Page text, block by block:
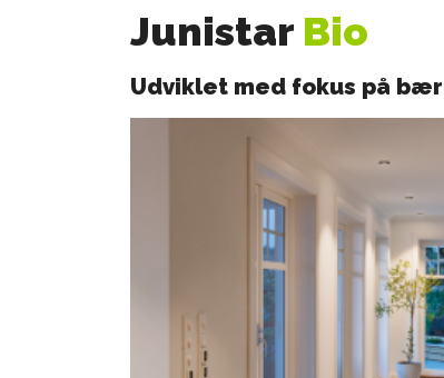
Junistar Bio
Udviklet med fokus på